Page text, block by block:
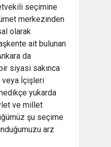
seçimine
merkezinden
olarak
ait bulunan
da
siyasi sakınca
veya İçişleri
yukarda
ve millet
şu seçime
arz